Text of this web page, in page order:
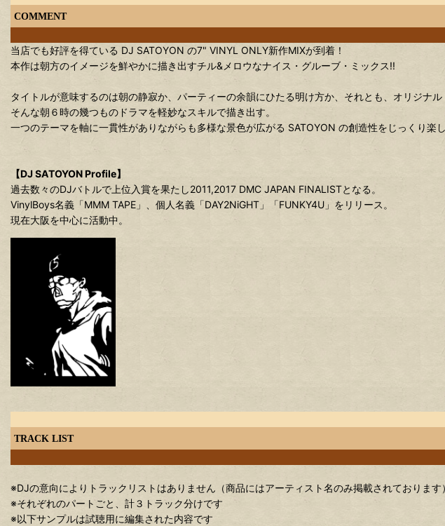
COMMENT
当店でも好評を得ている DJ SATOYON の7" VINYL ONLY新作MIXが到着！
本作は朝方のイメージを鮮やかに描き出すチル&メロウなナイス・グルーブ・ミックス!!
タイトルが意味するのは朝の静寂か、パーティーの余韻にひたる明け方か、それとも、オリジナ
そんな朝６時の幾つものドラマを軽妙なスキルで描き出す。
一つのテーマを軸に一貫性がありながらも多様な景色が広がる SATOYON の創造性をじっくり
【DJ SATOYON Profile】
過去数々のDJバトルで上位入賞を果たし2011,2017 DMC JAPAN FINALISTとなる。
VinylBoys名義「MMM TAPE」、個人名義「DAY2NiGHT」「FUNKY4U」をリリース。
現在大阪を中心に活動中。
TRACK LIST
※DJの意向によりトラックリストはありません（商品にはアーティスト名のみ掲載されております）
※それぞれのパートごと、計３トラック分けです
※以下サンプルは試聴用に編集された内容です